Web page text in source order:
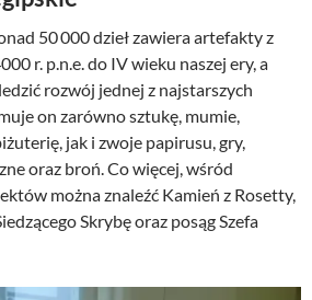
50 000 dzieł zawiera artefakty z
r. p.n.e. do IV wieku naszej ery, a
rozwój jednej z najstarszych
on zarówno sztukę, mumie,
jak i zwoje papirusu, gry,
oraz broń. Co więcej, wśród
można znaleźć Kamień z Rosetty,
Skrybę oraz posąg Szefa